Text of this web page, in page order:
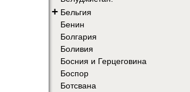
+ Бельгия
Бенин
Болгария
Боливия
Босния и Герцеговина
Боспор
Ботсвана